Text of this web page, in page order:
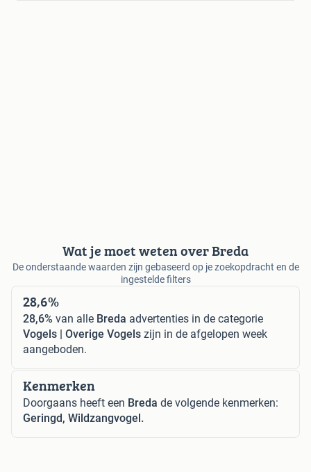
Wat je moet weten over Breda
De onderstaande waarden zijn gebaseerd op je zoekopdracht en de
ingestelde filters
28,6%
28,6% van alle Breda advertenties in de categorie
Vogels | Overige Vogels zijn in de afgelopen week
aangeboden.
Kenmerken
Doorgaans heeft een Breda de volgende kenmerken:
Geringd, Wildzangvogel.